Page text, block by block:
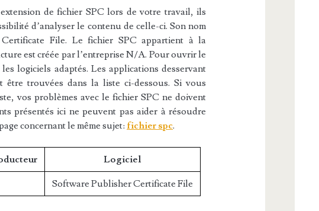
de fichier SPC lors de votre travail, ils
d’analyser le contenu de celle-ci. Son nom
File. Le fichier SPC appartient à la
est créée par l’entreprise N/A. Pour ouvrir le
logiciels adaptés. Les applications desservant
être trouvées dans la liste ci-dessous. Si vous
vos problèmes avec le fichier SPC ne doivent
présentés ici ne peuvent pas aider à résoudre
concernant le même sujet: fichier spc.
Logiciel
Software Publisher Certificate File